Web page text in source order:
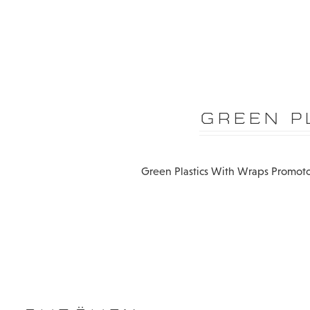
GREEN
Green Plastics With Wraps